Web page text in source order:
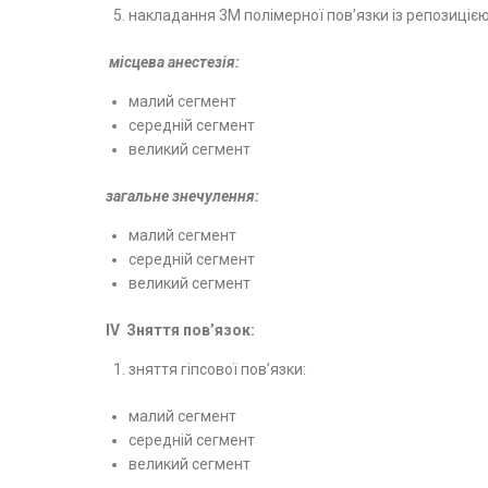
накладання 3М полімерної пов’язки із
місцева анестезія:
малий сегмент
середній сегмент
великий сегмент
загальне знечулення:
малий сегмент
середній сегмент
великий сегмент
V Зняття пов’язок:
зняття гіпсової пов’язки:
малий сегмент
середній сегмент
великий сегмент